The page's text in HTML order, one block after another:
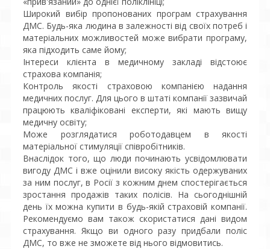
Широкий вибір пропонованих програм страхування
ДМС. Будь-яка людина в залежності від своїх потреб і
матеріальних можливостей може вибрати програму,
яка підходить саме йому;
Інтереси клієнта в медичному закладі відстоює
страхова компанія;
Контроль якості страховою компанією надання
медичних послуг. Для цього в штаті компанії зазвичай
працюють кваліфіковані експерти, які мають вищу
медичну освіту;
Може розглядатися роботодавцем в якості
матеріальної стимуляції співробітників.
Внаслідок того, що люди починають усвідомлювати
вигоду ДМС і вже оцінили високу якість одержуваних
за ним послуг, в Росії з кожним днем спостерігається
зростання продажів таких полісів. На сьогоднішній
день їх можна купити в будь-якій страховій компанії.
Рекомендуємо вам також скористатися дані видом
страхування. Якщо ви одного разу придбали поліс
ДМС, то вже не зможете від нього відмовитись.